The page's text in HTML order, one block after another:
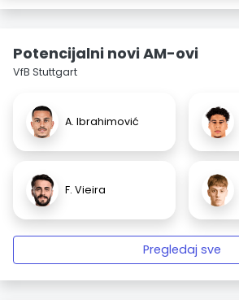
Potencijalni novi AM-ovi
VfB Stuttgart
A. Ibrahimović
F. Vieira
Pregledaj sve